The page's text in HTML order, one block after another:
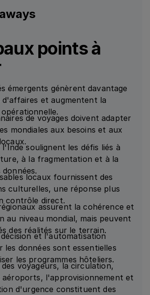
points à
émergents génèrent davantage
d'affaires et augmentent la
de voyages doivent adapter
mondiales aux besoins et aux
l'Inde soulignent les défis liés à
à la fragmentation et à la
locaux fournissent des
culturelles, une réponse plus
contrôle direct.
assurent la cohérence et
au niveau mondial, mais peuvent
des réalités sur le terrain.
décision et l'automatisation
les données sont essentielles
les programmes hôteliers.
voyageurs, la circulation,
aéroports, l'approvisionnement et
d'urgence constituent des